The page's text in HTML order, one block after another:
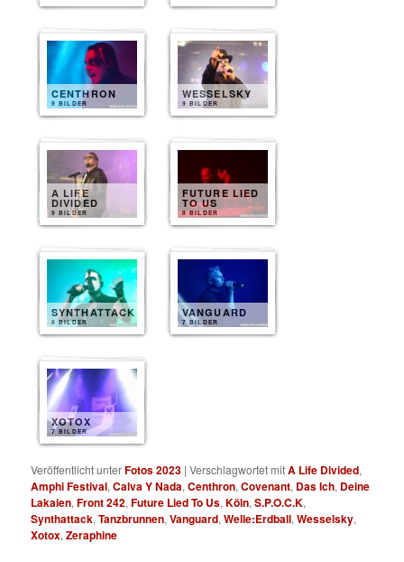
CENTHRON
9 BILDER
WESSELSKY
9 BILDER
A LIFE
DIVIDED
9 BILDER
FUTURE LIED
TO US
8 BILDER
SYNTHATTACK
8 BILDER
VANGUARD
7 BILDER
XOTOX
7 BILDER
Veröffentlicht unterFotos 2023 |Verschlagwortet mitA Life Divided,
Amphi Festival,Calva Y Nada,Centhron,Covenant, Das Ich, Deine
Lakaien,Front 242,Future Lied To Us,Köln,S.P.O.C.K,
Synthattack,Tanzbrunnen,Vanguard,Welle:Erdball,Wesselsky,
Xotox,Zeraphine